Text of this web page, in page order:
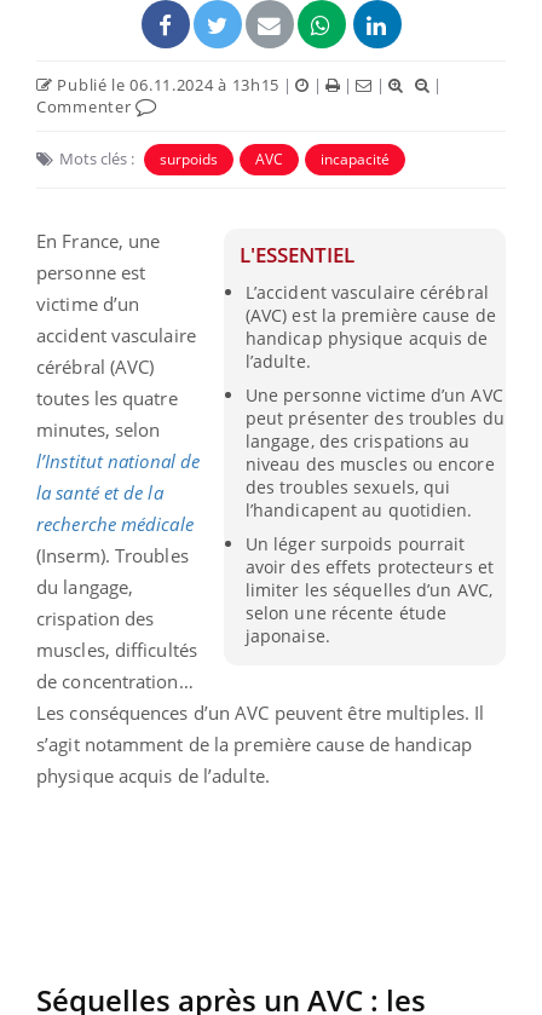
Publié le 06.11.2024 à 13h15 | | | |
|
Commenter
Mots clés : surpoids AVC incapacité
L'ESSENTIEL
L’accident vasculaire cérébral
(AVC) est la première cause de
handicap physique acquis de
l’adulte.
Une personne victime d’un AVC
peut présenter des troubles du
langage, des crispations au
niveau des muscles ou encore
des troubles sexuels, qui
l’handicapent au quotidien.
Un léger surpoids pourrait
avoir des effets protecteurs et
limiter les séquelles d’un AVC,
selon une récente étude
japonaise.
En France, une
personne est
victime d’un
accident vasculaire
cérébral (AVC)
toutes les quatre
minutes, selon
l’Institut national de
la santé et de la
recherche médicale
(Inserm). Troubles
du langage,
crispation des
muscles, difficultés
de concentration…
Les conséquences d’un AVC peuvent être multiples. Il
s’agit notamment de la première cause de handicap
physique acquis de l’adulte.
Séquelles après un AVC : les